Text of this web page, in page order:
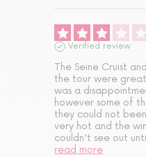
Verified review
The Seine Cruist
the tour were
was a
however some of
they could not
very hot and the
couldn't see out
read more